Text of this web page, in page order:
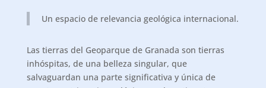
Un espacio de relevancia geológica internacional.
Las tierras del Geoparque de Granada son tierras
inhóspitas, de una belleza singular, que
salvaguardan una parte significativa y única de